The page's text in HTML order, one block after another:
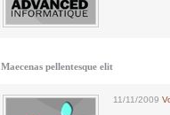
Maecenas pellentesque elit
11/11/2009